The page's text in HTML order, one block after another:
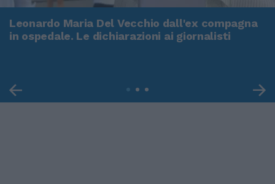
Leonardo Maria Del Vecchio dall'ex compagna
in ospedale. Le dichiarazioni ai giornalisti